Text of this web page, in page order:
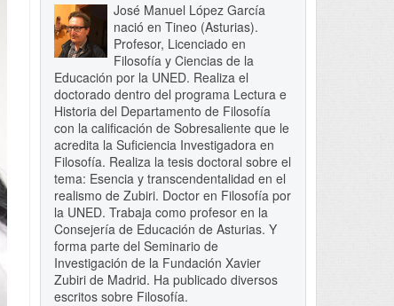
José Manuel López García
nació en Tineo (Asturias).
Profesor, Licenciado en
Filosofía y Ciencias de la
Educación por la UNED. Realiza el
doctorado dentro del programa Lectura e
Historia del Departamento de Filosofía
con la calificación de Sobresaliente que le
acredita la Suficiencia Investigadora en
Filosofía. Realiza la tesis doctoral sobre el
tema: Esencia y transcendentalidad en el
realismo de Zubiri. Doctor en Filosofía por
la UNED. Trabaja como profesor en la
Consejería de Educación de Asturias. Y
forma parte del Seminario de
Investigación de la Fundación Xavier
Zubiri de Madrid. Ha publicado diversos
escritos sobre Filosofía.